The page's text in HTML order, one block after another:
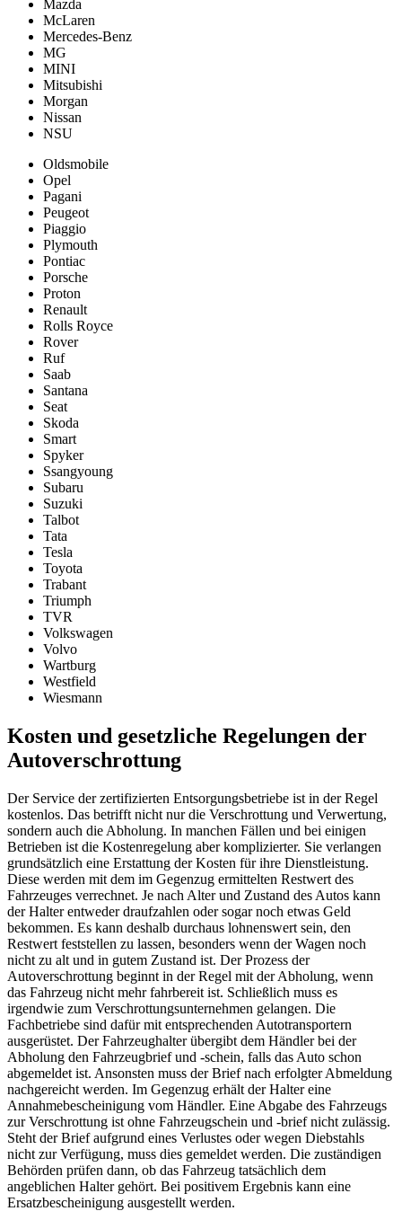
Mazda
McLaren
Mercedes-Benz
MG
MINI
Mitsubishi
Morgan
Nissan
NSU
Oldsmobile
Opel
Pagani
Peugeot
Piaggio
Plymouth
Pontiac
Porsche
Proton
Renault
Rolls Royce
Rover
Ruf
Saab
Santana
Seat
Skoda
Smart
Spyker
Ssangyoung
Subaru
Suzuki
Talbot
Tata
Tesla
Toyota
Trabant
Triumph
TVR
Volkswagen
Volvo
Wartburg
Westfield
Wiesmann
Kosten und gesetzliche Regelungen der
Autoverschrottung
Der Service der zertifizierten Entsorgungsbetriebe ist in der Regel
kostenlos. Das betrifft nicht nur die Verschrottung und Verwertung,
sondern auch die Abholung. In manchen Fällen und bei einigen
Betrieben ist die Kostenregelung aber komplizierter. Sie verlangen
grundsätzlich eine Erstattung der Kosten für ihre Dienstleistung.
Diese werden mit dem im Gegenzug ermittelten Restwert des
Fahrzeuges verrechnet. Je nach Alter und Zustand des Autos kann
der Halter entweder draufzahlen oder sogar noch etwas Geld
bekommen. Es kann deshalb durchaus lohnenswert sein, den
Restwert feststellen zu lassen, besonders wenn der Wagen noch
nicht zu alt und in gutem Zustand ist. Der Prozess der
Autoverschrottung beginnt in der Regel mit der Abholung, wenn
das Fahrzeug nicht mehr fahrbereit ist. Schließlich muss es
irgendwie zum Verschrottungsunternehmen gelangen. Die
Fachbetriebe sind dafür mit entsprechenden Autotransportern
ausgerüstet. Der Fahrzeughalter übergibt dem Händler bei der
Abholung den Fahrzeugbrief und -schein, falls das Auto schon
abgemeldet ist. Ansonsten muss der Brief nach erfolgter Abmeldung
nachgereicht werden. Im Gegenzug erhält der Halter eine
Annahmebescheinigung vom Händler. Eine Abgabe des Fahrzeugs
zur Verschrottung ist ohne Fahrzeugschein und -brief nicht zulässig.
Steht der Brief aufgrund eines Verlustes oder wegen Diebstahls
nicht zur Verfügung, muss dies gemeldet werden. Die zuständigen
Behörden prüfen dann, ob das Fahrzeug tatsächlich dem
angeblichen Halter gehört. Bei positivem Ergebnis kann eine
Ersatzbescheinigung ausgestellt werden.